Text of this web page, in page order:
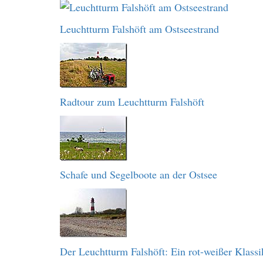
Leuchtturm Falshöft am Ostseestrand
Radtour zum Leuchtturm Falshöft
Schafe und Segelboote an der Ostsee
Der Leuchtturm Falshöft: Ein rot-weißer